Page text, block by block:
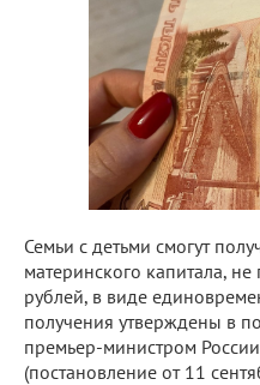
Семьи с детьми смогут
материнского капитала,
рублей, в виде
получения утверждены в
премьер-министром
(постановление от 11